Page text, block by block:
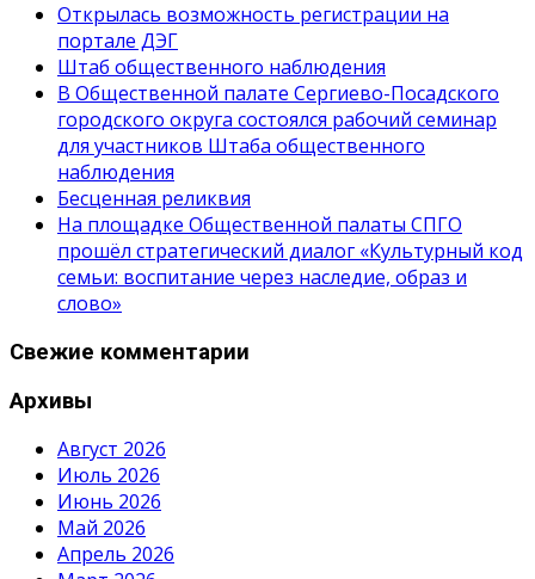
Открылась возможность регистрации на
портале ДЭГ
Штаб общественного наблюдения
В Общественной палате Сергиево-Посадского
городского округа состоялся рабочий семинар
для участников Штаба общественного
наблюдения
Бесценная реликвия
На площадке Общественной палаты СПГО
прошёл стратегический диалог «Культурный код
семьи: воспитание через наследие, образ и
слово»
Свежие комментарии
Архивы
Август 2026
Июль 2026
Июнь 2026
Май 2026
Апрель 2026